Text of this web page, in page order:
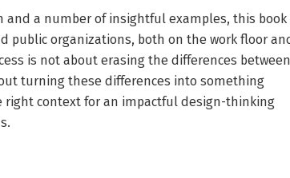
and a number of insightful examples, this book
public organizations, both on the work floor
is not about erasing the differences between
turning these differences into something
right context for an impactful design-thinking